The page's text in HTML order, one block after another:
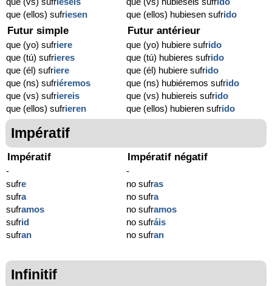
que (ellos) sufriesen
que (ellos) hubiesen sufrido
Futur simple
que (yo) sufriere
que (tú) sufrieres
que (él) sufriere
que (ns) sufriéremos
que (vs) sufriereis
que (ellos) sufrieren
Futur antérieur
que (yo) hubiere sufrido
que (tú) hubieres sufrido
que (él) hubiere sufrido
que (ns) hubiéremos sufrido
que (vs) hubiereis sufrido
que (ellos) hubieren sufrido
Impératif
Impératif
-
sufre
sufra
suframos
sufrid
sufran
Impératif négatif
-
no sufras
no sufra
no suframos
no sufráis
no sufran
Infinitif